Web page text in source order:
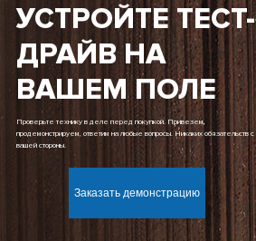
УСТРОЙТЕ ТЕСТ-
ДРАЙВ НА
ВАШЕМ ПОЛЕ
Проверьте технику в деле перед покупкой. Привезем,
продемонстрируем, ответим на любые вопросы. Никаких обязательств с
вашей стороны.
Заказать демонстрацию